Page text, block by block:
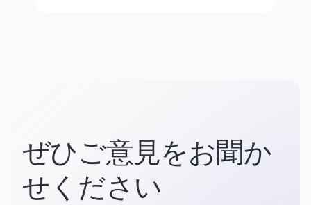
ぜひご意見をお聞か
せください